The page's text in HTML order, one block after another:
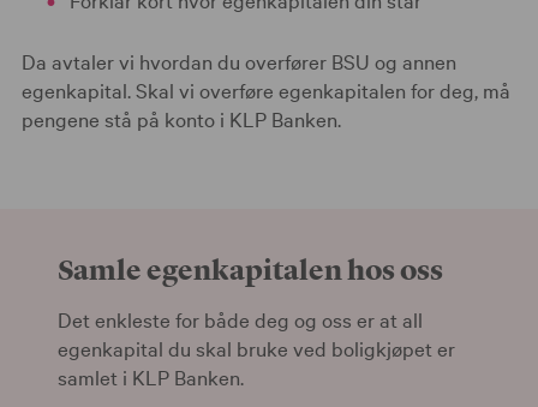
Da avtaler vi hvordan du overfører BSU og annen
egenkapital. Skal vi overføre egenkapitalen for deg, må
pengene stå på konto i KLP Banken.
Samle egenkapitalen hos oss
Det enkleste for både deg og oss er at all
egenkapital du skal bruke ved boligkjøpet er
samlet i KLP Banken.